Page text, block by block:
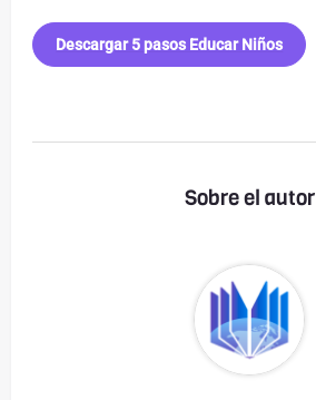
Descargar 5 pasos Educar Niños
Sobre el autor